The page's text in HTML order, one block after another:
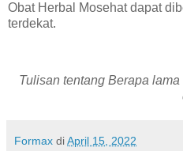
Obat Herbal Mosehat dapat
terdekat.
Tulisan tentang Berapa
Formax diApril 15, 2022